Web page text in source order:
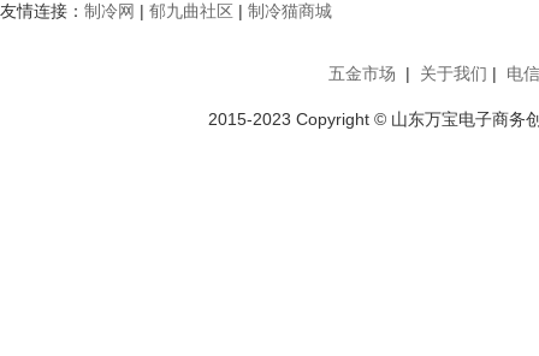
友情连接： 制冷网 | 郁九曲社区 | 制冷猫商城
五金市场 | 关于我们 | 电
2015-2023 Copyright © 山东万宝电子商务